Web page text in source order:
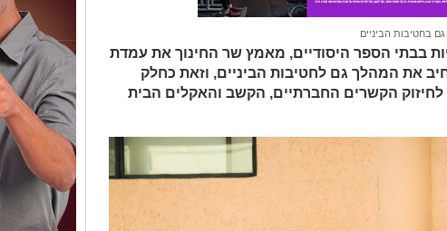
בחטיבות הביניים
בבתי הספר היסודיים, מאמץ שר החינוך את עמדת
את המהלך גם לחטיבות הביניים, וזאת כחלק
לחיזוק הקשרים החברתיים, הקשב והאקלים הבית